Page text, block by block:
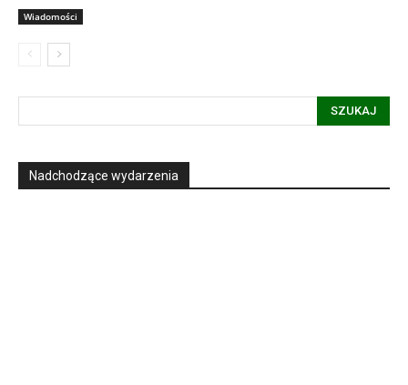
Wiadomości
SZUKAJ
Nadchodzące wydarzenia